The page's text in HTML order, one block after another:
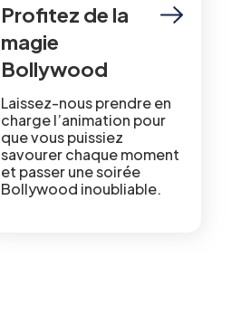
Profitez de la
magie
Bollywood
Laissez-nous prendre en
charge l’animation pour
que vous puissiez
savourer chaque moment
et passer une soirée
Bollywood inoubliable.